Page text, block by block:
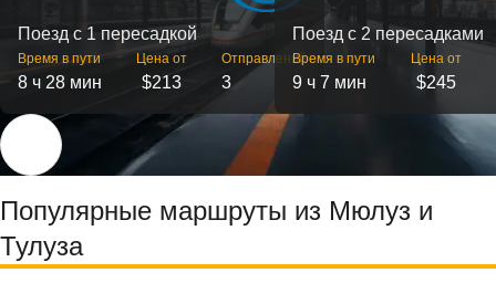
Поезд с 1 пересадкой
Время в пути
8 ч 28 мин
Цена от
$213
Отправлений
3
Поезд с 2 пересадками
Время в пути
9 ч 7 мин
Цена от
$245
Популярные маршруты из Мюлуз и
Тулуза